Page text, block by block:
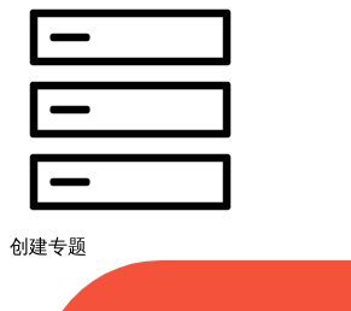
创建专题